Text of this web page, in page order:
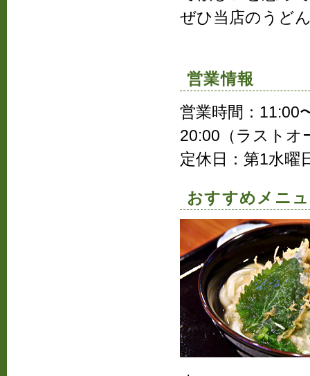
ぜひ当店のうど
営業情報
営業時間：11:00
20:00（ラストオ
定休日：第1水曜
おすすめメニ